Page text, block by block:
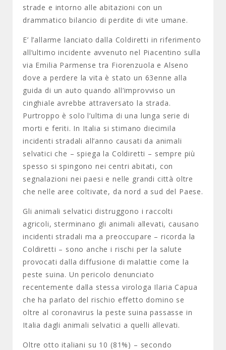
strade e intorno alle abitazioni con un
drammatico bilancio di perdite di vite umane.
E’ l’allarme lanciato dalla Coldiretti in riferimento
all’ultimo incidente avvenuto nel Piacentino sulla
via Emilia Parmense tra Fiorenzuola e Alseno
dove a perdere la vita è stato un 63enne alla
guida di un auto quando all’improvviso un
cinghiale avrebbe attraversato la strada.
Purtroppo è solo l’ultima di una lunga serie di
morti e feriti. In Italia si stimano diecimila
incidenti stradali all’anno causati da animali
selvatici che – spiega la Coldiretti – sempre più
spesso si spingono nei centri abitati, con
segnalazioni nei paesi e nelle grandi città oltre
che nelle aree coltivate, da nord a sud del Paese.
Gli animali selvatici distruggono i raccolti
agricoli, sterminano gli animali allevati, causano
incidenti stradali ma a preoccupare – ricorda la
Coldiretti – sono anche i rischi per la salute
provocati dalla diffusione di malattie come la
peste suina. Un pericolo denunciato
recentemente dalla stessa virologa Ilaria Capua
che ha parlato del rischio effetto domino se
oltre al coronavirus la peste suina passasse in
Italia dagli animali selvatici a quelli allevati.
Oltre otto italiani su 10 (81%) – secondo